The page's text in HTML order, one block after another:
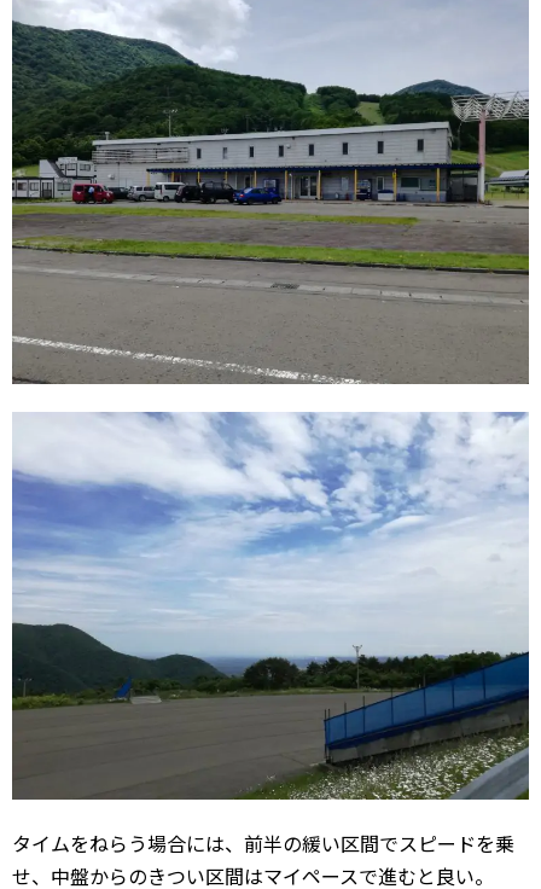
タイムをねらう場合には、前半の緩い区間でスピードを乗
せ、中盤からのきつい区間はマイペースで進むと良い。